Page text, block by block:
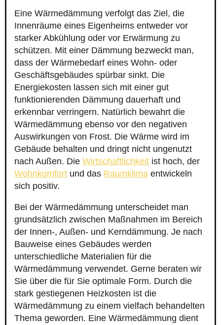
Eine Wärmedämmung verfolgt das Ziel, die
Innenräume eines Eigenheims entweder vor
starker Abkühlung oder vor Erwärmung zu
schützen. Mit einer Dämmung bezweckt man,
dass der Wärmebedarf eines Wohn- oder
Geschäftsgebäudes spürbar sinkt. Die
Energiekosten lassen sich mit einer gut
funktionierenden Dämmung dauerhaft und
erkennbar verringern. Natürlich bewahrt die
Wärmedämmung ebenso vor den negativen
Auswirkungen von Frost. Die Wärme wird im
Gebäude behalten und dringt nicht ungenutzt
nach Außen. Die Wirtschaftlichkeit ist hoch, der
Wohnkomfort und das Raumklima entwickeln
sich positiv.
Bei der Wärmedämmung unterscheidet man
grundsätzlich zwischen Maßnahmen im Bereich
der Innen-, Außen- und Kerndämmung. Je nach
Bauweise eines Gebäudes werden
unterschiedliche Materialien für die
Wärmedämmung verwendet. Gerne beraten wir
Sie über die für Sie optimale Form. Durch die
stark gestiegenen Heizkosten ist die
Wärmedämmung zu einem vielfach behandelten
Thema geworden. Eine Wärmedämmung dient